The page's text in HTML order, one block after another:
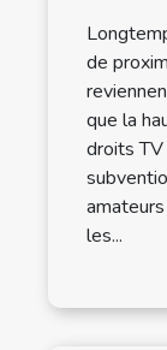
de
que la
droits
les...